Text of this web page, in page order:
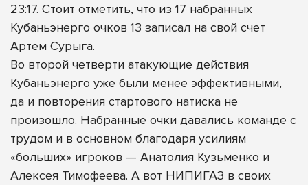
23:17. Стоит отметить, что из 17 набранных
Кубаньэнерго очков 13 записал на свой счет
Артем Сурыга.
Во второй четверти атакующие действия
Кубаньэнерго уже были менее эффективными,
да и повторения стартового натиска не
произошло. Набранные очки давались команде с
трудом и в основном благодаря усилиям
«больших» игроков — Анатолия Кузьменко и
Алексея Тимофеева. А вот НИПИГАЗ в своих